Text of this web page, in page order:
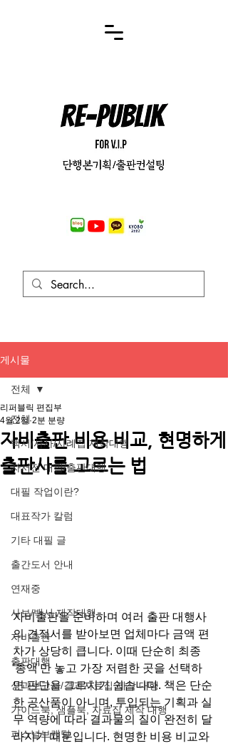
게시물
전체
백서/사사/사례집 제작대행
자서전 대필/출판대행
대필 작업이란?
대표작가 칼럼
기타 대필 글
출간도서 안내
연재중
사보/백서 제작대행
자비출판
출판대행
성과보고서/결과자료집 제작 대행
가이드북, 샘플북, 자료집 제작 대행
퍼스널브랜딩
전체
자비출판 비용 비교, 현명하게
출판사를 고르는 법
리퍼블릭 편집부
4월 2일 2분 분량
자비출판을 준비하며 여러 출판 대행사
의 견적서를 받아보면 업체마다 금액 편
차가 상당히 큽니다. 이때 단순히 최종
'총액'만 놓고 가장 저렴한 곳을 선택하
면 판단을 그르치기 쉽습니다. 책은 단순
한 공산품이 아니며, 투입되는 기획과 실
무 역량에 따라 결과물의 질이 완전히 달
라지기 때문입니다. 현명한 비용 비교와